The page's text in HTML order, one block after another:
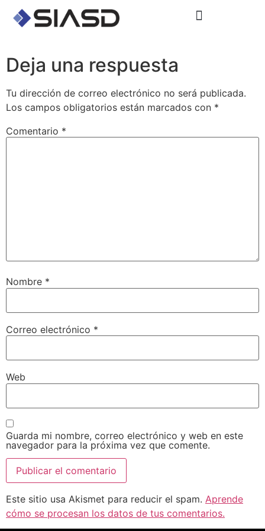
Deja una respuesta
Tu dirección de correo electrónico no será publicada.
Los campos obligatorios están marcados con *
Comentario *
Nombre *
Correo electrónico *
Web
Guarda mi nombre, correo electrónico y web en este
navegador para la próxima vez que comente.
Este sitio usa Akismet para reducir el spam. Aprende
cómo se procesan los datos de tus comentarios.